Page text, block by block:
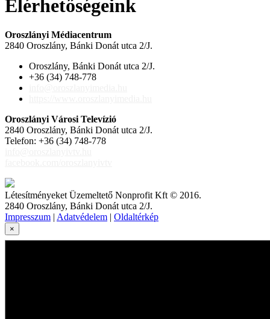
Elérhetőségeink
Oroszlányi Médiacentrum
2840 Oroszlány, Bánki Donát utca 2/J.
Oroszlány, Bánki Donát utca 2/J.
+36 (34) 748-778
Oroszlányi Városi Televízió
2840 Oroszlány, Bánki Donát utca 2/J.
Telefon: +36 (34) 748-778
Létesítményeket Üzemeltető Nonprofit Kft © 2016.
2840 Oroszlány, Bánki Donát utca 2/J.
Impresszum | Adatvédelem | Oldaltérkép
×